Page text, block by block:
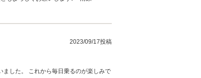
2023/09/17投稿
した。 これから毎日乗るのが楽しみで